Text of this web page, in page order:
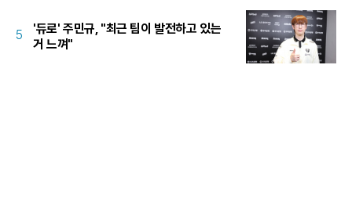
5
'듀로' 주민규, "최근 팀이 발전하고 있는
거 느껴"